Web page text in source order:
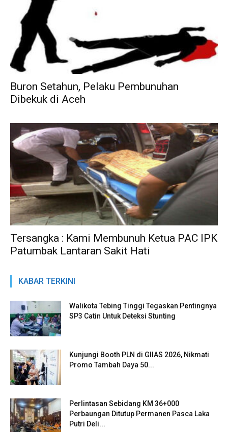
Buron Setahun, Pelaku Pembunuhan
Dibekuk di Aceh
Tersangka : Kami Membunuh Ketua PAC IPK
Patumbak Lantaran Sakit Hati
KABAR TERKINI
Walikota Tebing Tinggi Tegaskan Pentingnya
SP3 Catin Untuk Deteksi Stunting
Kunjungi Booth PLN di GIIAS 2026, Nikmati
Promo Tambah Daya 50...
Perlintasan Sebidang KM 36+000
Perbaungan Ditutup Permanen Pasca Laka
Putri Deli...